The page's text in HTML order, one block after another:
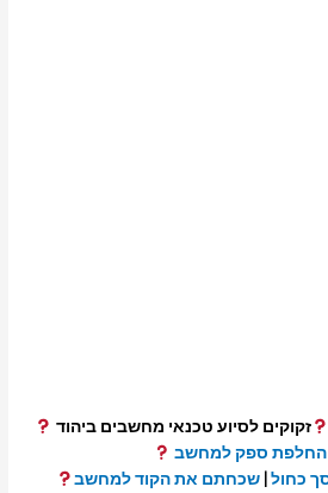
זקוקים לסיוע טכנאי מחשבים ביהוד
החלפת ספק למחשב
|שכחתם את הקוד למחשב